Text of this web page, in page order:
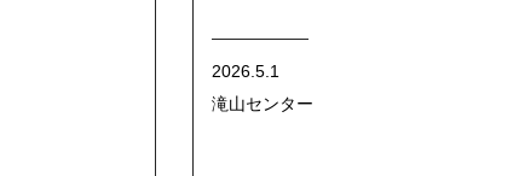
2026.5.1
滝山センター